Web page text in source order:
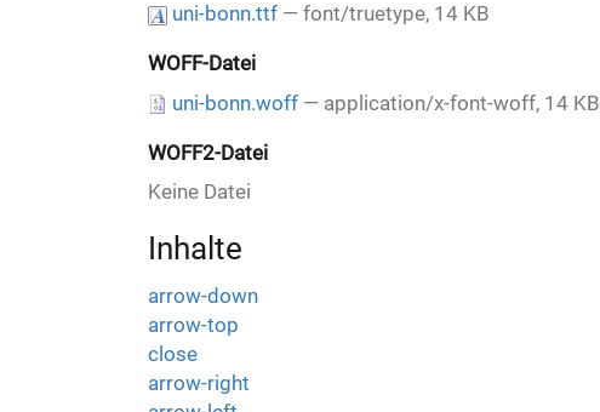
uni-bonn.ttf — font/truetype, 14 KB
WOFF-Datei
uni-bonn.woff — application/x-font-woff, 14 KB
WOFF2-Datei
Keine Datei
Inhalte
arrow-down
arrow-top
close
arrow-right